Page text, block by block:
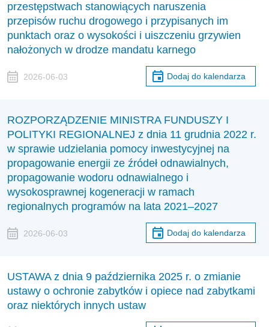
przestępstwach stanowiących naruszenia
przepisów ruchu drogowego i przypisanych im
punktach oraz o wysokości i uiszczeniu grzywien
nałożonych w drodze mandatu karnego
2026-06-03 Dodaj do kalendarza
ROZPORZĄDZENIE MINISTRA FUNDUSZY I
POLITYKI REGIONALNEJ z dnia 11 grudnia 2022 r.
w sprawie udzielania pomocy inwestycyjnej na
propagowanie energii ze źródeł odnawialnych,
propagowanie wodoru odnawialnego i
wysokosprawnej kogeneracji w ramach
regionalnych programów na lata 2021–2027
2026-06-03 Dodaj do kalendarza
USTAWA z dnia 9 października 2025 r. o zmianie
ustawy o ochronie zabytków i opiece nad zabytkami
oraz niektórych innych ustaw